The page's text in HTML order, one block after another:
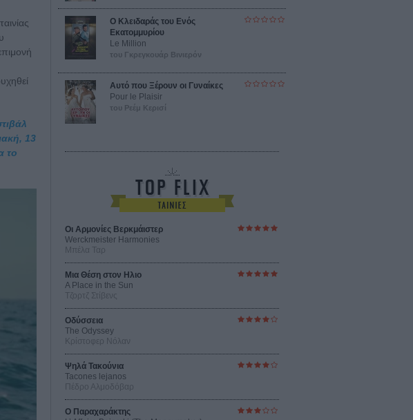
13
το
Ο Κλειδαράς του Ενός
Εκατομμυρίου
Le Million
του Γκρεγκουάρ Βινιερόν
Αυτό που Ξέρουν οι Γυναίκες
Pour le Plaisir
του Ρεέμ Κερισί
Οι Αρμονίες Βερκμάιστερ
Werckmeister Harmonies
Μπέλα Ταρ
Μια Θέση στον Ηλιο
A Place in the Sun
Τζορτζ Στίβενς
Οδύσσεια
The Odyssey
Κρίστοφερ Νόλαν
Ψηλά Τακούνια
Tacones lejanos
Πέδρο Αλμοδόβαρ
Ο Παραχαράκτης